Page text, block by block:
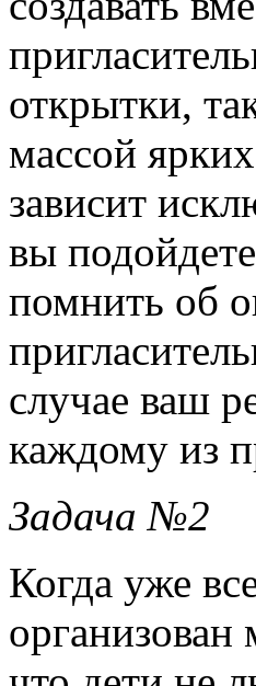
открытки,
массой
зависит
вы
помнить об
случае ваш
каждому из
Задача №2
Когда уже